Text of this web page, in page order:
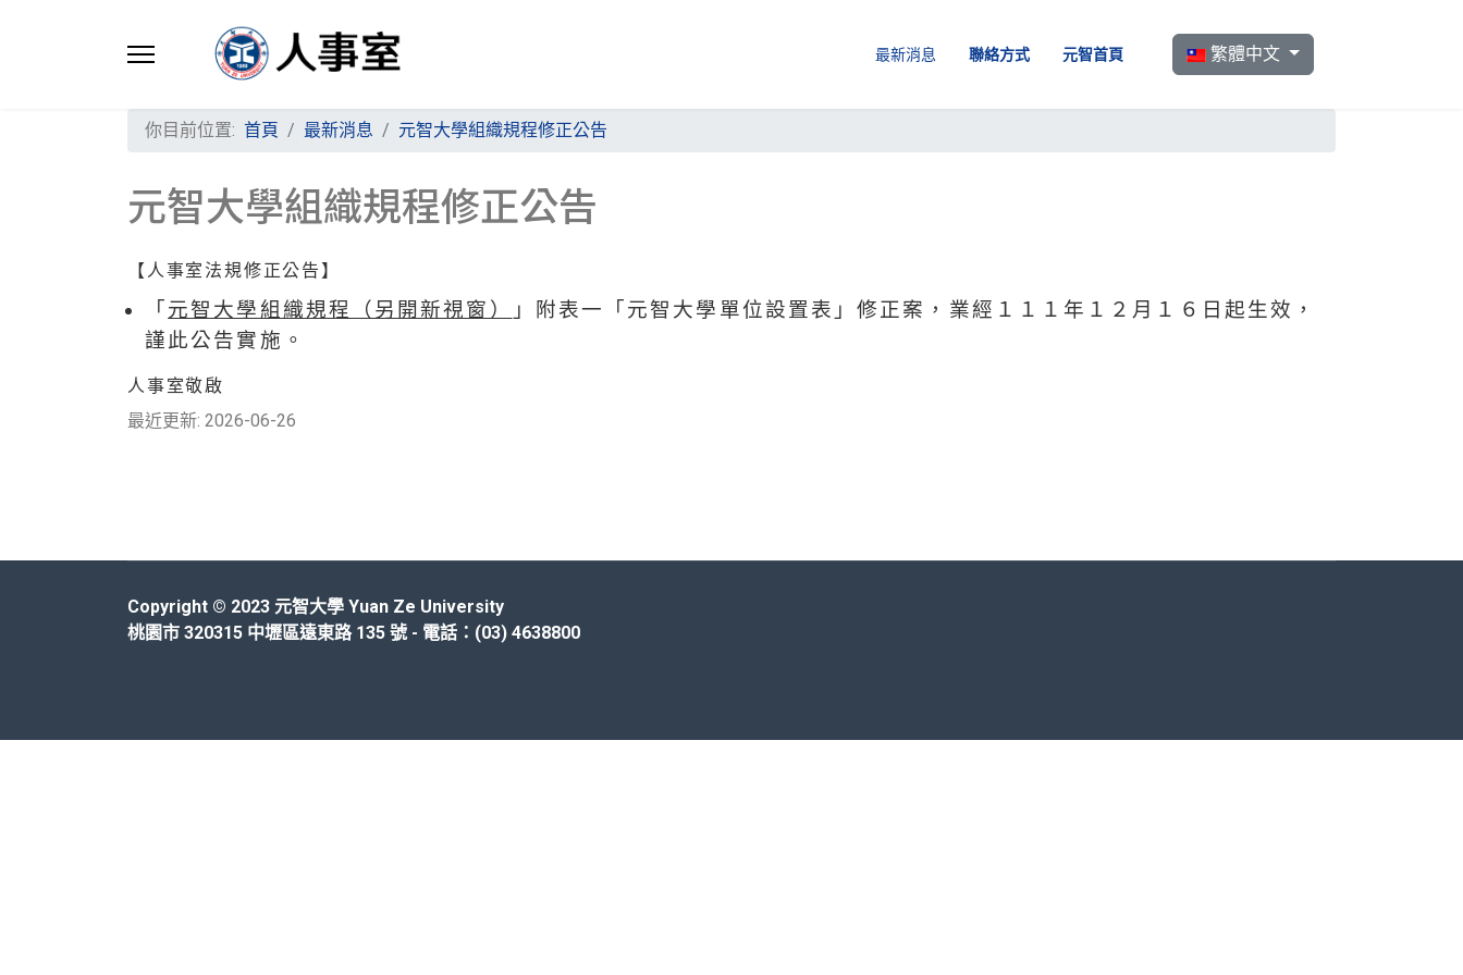
最新消息 聯絡方式 元智首頁 選擇你的語言
繁體中文
你目前位置: 首頁 最新消息 元智大學組織規程修正公告
元智大學組織規程修正公告
【人事室法規修正公告】
「 元智大學組織規程（另開新視窗）
」附表一「元智大學單位設置表」修正案，業經１１１年１２月１６日起生效，
謹此公告實施。
人事室敬啟
最近更新: 2026-06-26
Copyright © 2023 元智大學 Yuan Ze University
桃園市 320315 中壢區遠東路 135 號 - 電話：(03) 4638800